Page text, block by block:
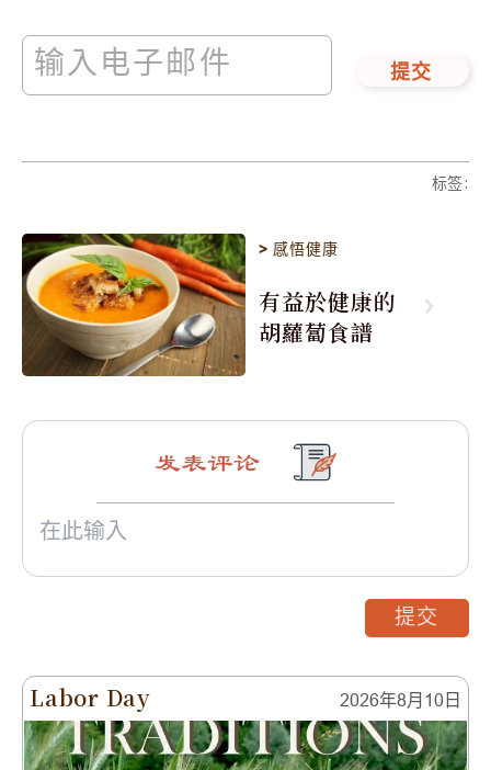
提交
标签:
> 感悟健康
有益於健康的
胡蘿蔔食譜
Labor Day 2026年8月10日
发表评论
提交